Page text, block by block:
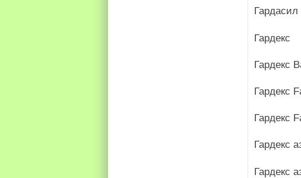
Гардасил
Гардекс
Гардекс
Гардекс
Гардекс
Гардекс
Гардекс